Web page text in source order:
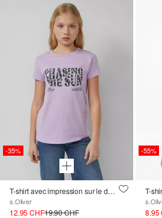
-35%
T-shirt avec impression sur le devant
s.Oliver
12.95 CHF19.90 CHF
-55%
T-
8.95